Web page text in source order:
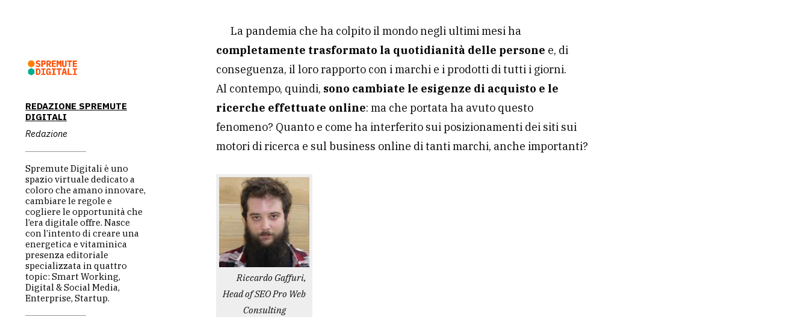
REDAZIONE SPREMUTE
DIGITALI
Redazione
Spremute Digitali è uno
spazio virtuale dedicato a
coloro che amano innovare,
cambiare le regole e
cogliere le opportunità che
l’era digitale offre. Nasce
con l’intento di creare una
energetica e vitaminica
presenza editoriale
specializzata in quattro
topic: Smart Working,
Digital & Social Media,
Enterprise, Startup.
La pandemia che ha colpito il mondo negli ultimi mesi ha
completamente trasformato la quotidianità delle persone e, di
conseguenza, il loro rapporto con i marchi e i prodotti di tutti i giorni.
Al contempo, quindi, sono cambiate le esigenze di acquisto e le
ricerche effettuate online: ma che portata ha avuto questo
fenomeno? Quanto e come ha interferito sui posizionamenti dei siti sui
motori di ricerca e sul business online di tanti marchi, anche importanti?
Riccardo Gaffuri,
Head of SEO Pro Web
Consulting